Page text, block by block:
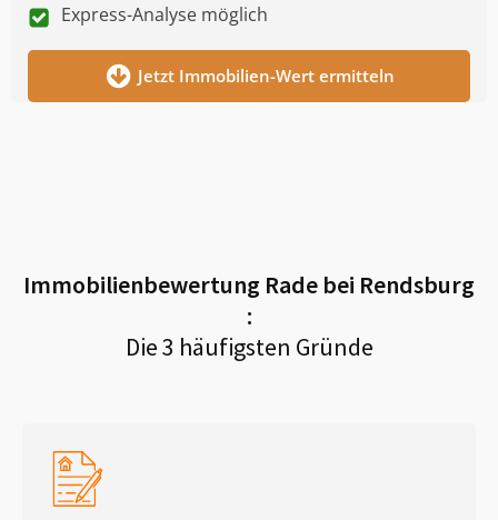
Express-Analyse möglich
Jetzt Immobilien-Wert ermitteln
Immobilienbewertung Rade bei Rendsburg
:
Die 3 häufigsten Gründe